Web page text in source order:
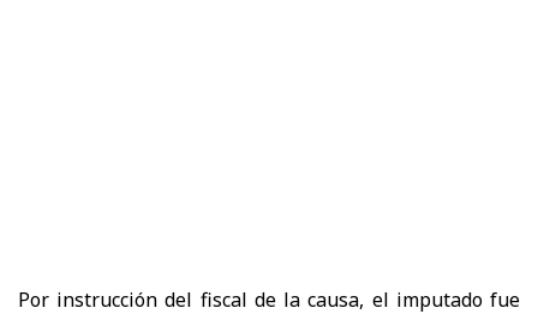
Por instrucción del fiscal de la causa, el imputado fue